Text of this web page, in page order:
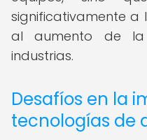
significativamente a
al aumento de la
industrias.
Desafíos en la
tecnologías de